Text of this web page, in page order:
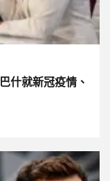
什就新冠疫情、